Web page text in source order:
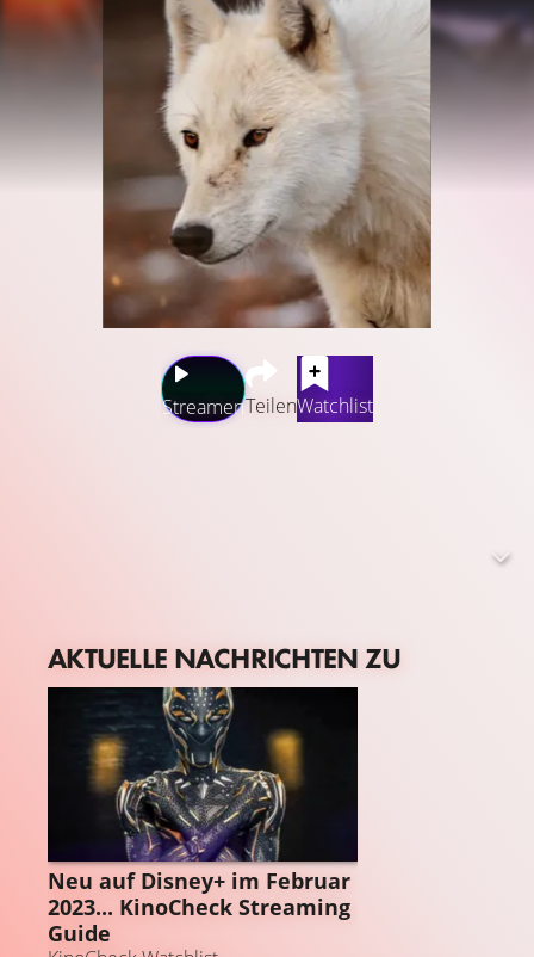
StreamenTeilenWatchlist
Erkenntnisse über die Lebenswelt und -weise dieser
Arktis“, um die Raubtiere in freier Wildbahn zu erleben
und ihr Verhalten zu erforschen. Auf seiner
atemberaubenden Reise begleitet er ein Rudel von den
ersten hellen Tagen des Jahres über den fruchtbaren
Sommer bis in den langen, arktischen Winter. Donovan
gewährt über die drei Episoden einmalige Einblicke in
die soziale Ordnung, das Jagdverhalten und die
Kommunikation der Wölfe untereinander.
AKTUELLE NACHRICHTEN ZU
STREAMING GUIDE
Neu auf Disney+ im Februar
2023... KinoCheck Streaming
Guide